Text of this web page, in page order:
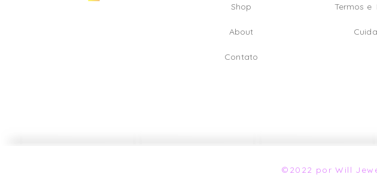
Shop
About
Contato
Termos e
©2022 por Will